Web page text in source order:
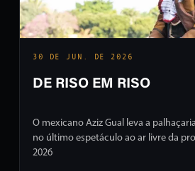
30 DE JUN. DE 2026
DE RISO EM RISO
O mexicano Aziz Gual leva a
no último espetáculo ao ar livre da
2026